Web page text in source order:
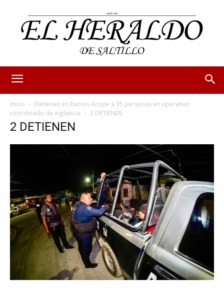
Inicio
Detienen en Ramos Arizpe a 35 personas en operativo
coordinado de vigilancia
2 DETIENEN
2 DETIENEN